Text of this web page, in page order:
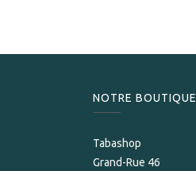
NOTRE BOUTIQUE
Tabashop
Grand-Rue 46